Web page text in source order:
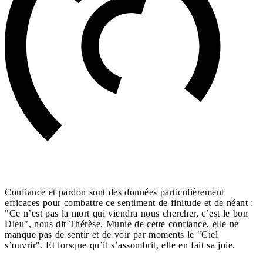
Confiance et pardon sont des données particulièrement
efficaces pour combattre ce sentiment de finitude et de néant :
"Ce n’est pas la mort qui viendra nous chercher, c’est le bon
Dieu", nous dit Thérèse. Munie de cette confiance, elle ne
manque pas de sentir et de voir par moments le "Ciel
s’ouvrir". Et lorsque qu’il s’assombrit, elle en fait sa joie.